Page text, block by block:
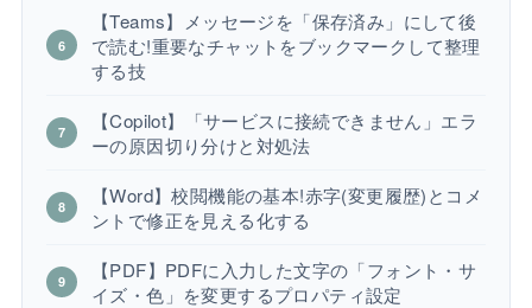
【Teams】メッセージを「保存済み」にして後
で読む!重要なチャットをブックマークして整理
する技
【Copilot】「サービスに接続できません」エラ
ーの原因切り分けと対処法
【Word】校閲機能の基本!赤字(変更履歴)とコメ
ントで修正を見える化する
【PDF】PDFに入力した文字の「フォント・サ
イズ・色」を変更するプロパティ設定